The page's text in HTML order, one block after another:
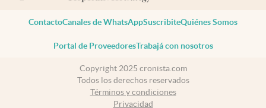
ContactoCanales de WhatsAppSuscribiteQuiénes Somos
Portal de ProveedoresTrabajá con nosotros
Copyright 2025 cronista.com
Todos los derechos reservados
Términos y condiciones
Privacidad